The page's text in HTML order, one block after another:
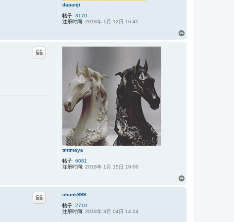
dapanji
帖子: 3170
注册时间: 2018年 1月 12日 16:41
tmtmaya
帖子: 6081
注册时间: 2018年 1月 15日 19:00
chunk999
帖子: 2710
注册时间: 2018年 3月 04日 14:24